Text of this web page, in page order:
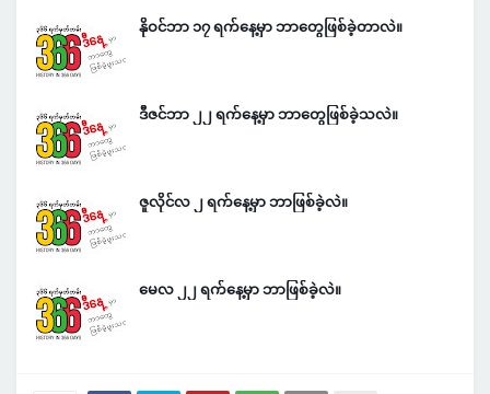
နိုဝင်ဘာ ၁၇ ရက်နေ့မှာ ဘာတွေဖြစ်ခဲ့တာလဲ။
ဒီဇင်ဘာ ၂၂ ရက်နေ့မှာ ဘာတွေဖြစ်ခဲ့သလဲ။
ဇူလိုင်လ ၂ ရက်နေ့မှာ ဘာဖြစ်ခဲ့လဲ။
မေလ ၂၂ ရက်နေ့မှာ ဘာဖြစ်ခဲ့လဲ။